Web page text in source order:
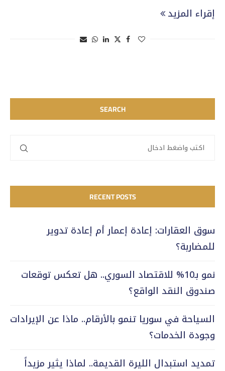
إقراء المزيد
SEARCH
RECENT POSTS
سوق العقارات: إعادة إعمار أم إعادة تدوير
للمضاربة؟
نمو بـ10% للاقتصاد السوري.. هل تعكس توقعات
صندوق النقد الواقع؟
السياحة في سوريا تنمو بالأرقام.. ماذا عن الإيرادات
وجودة الخدمات؟
تمديد استبدال الليرة القديمة.. لماذا يثير مزيداً